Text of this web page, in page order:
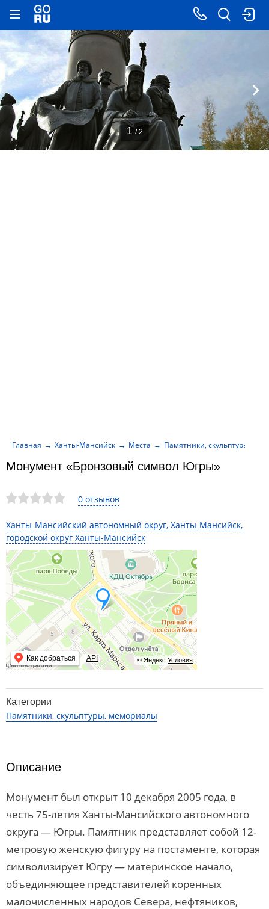
0 отзывов
Ханты-Мансийский автономный округ, Ханты-Мансийск,
городской округ Ханты-Мансийск
© Яндекс Условия
Как добраться API
Монумент «Бронзовый символ Югры»
Главная Ханты-Мансийск Места Памятники, скульптуры,
1 / 2
Категории
Памятники, скульптуры, мемориалы
Описание
Монумент был открыт 10 декабря 2005 года, в
честь 75-летия Ханты-Мансийского автономного
округа — Югры. Памятник представляет собой 12-
метровую женскую фигуру на постаменте, которая
символизирует Югру — материнское начало,
объединяющее представителей коренных
малочисленных народов Севера, нефтяников,